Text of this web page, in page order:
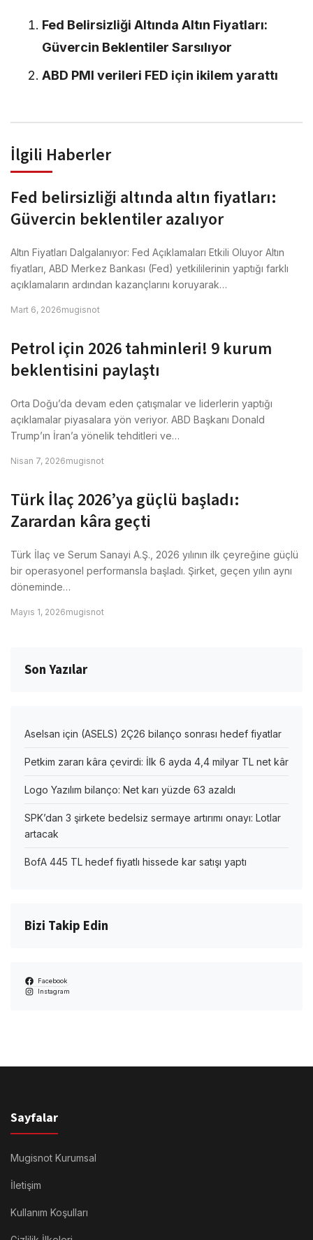
Fed Belirsizliği Altında Altın Fiyatları:
Güvercin Beklentiler Sarsılıyor
ABD PMI verileri FED için ikilem yarattı
İlgili Haberler
Fed belirsizliği altında altın fiyatları:
Güvercin beklentiler azalıyor
Altın Fiyatları Dalgalanıyor: Fed Açıklamaları Etkili Oluyor Altın
fiyatları, ABD Merkez Bankası (Fed) yetkililerinin yaptığı farklı
açıklamaların ardından kazançlarını koruyarak…
Mart 6, 2026mugisnot
Petrol için 2026 tahminleri! 9 kurum
beklentisini paylaştı
Orta Doğu’da devam eden çatışmalar ve liderlerin yaptığı
açıklamalar piyasalara yön veriyor. ABD Başkanı Donald
Trump’ın İran’a yönelik tehditleri ve…
Nisan 7, 2026mugisnot
Türk İlaç 2026’ya güçlü başladı:
Zarardan kâra geçti
Türk İlaç ve Serum Sanayi A.Ş., 2026 yılının ilk çeyreğine güçlü
bir operasyonel performansla başladı. Şirket, geçen yılın aynı
döneminde…
Mayıs 1, 2026mugisnot
Son Yazılar
Aselsan için (ASELS) 2Ç26 bilanço sonrası hedef fiyatlar
Petkim zararı kâra çevirdi: İlk 6 ayda 4,4 milyar TL net kâr
Logo Yazılım bilanço: Net karı yüzde 63 azaldı
SPK’dan 3 şirkete bedelsiz sermaye artırımı onayı: Lotlar
artacak
BofA 445 TL hedef fiyatlı hissede kar satışı yaptı
Bizi Takip Edin
Facebook
Instagram
Sayfalar
Mugisnot Kurumsal
İletişim
Kullanım Koşulları